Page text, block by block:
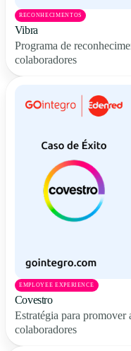
RECONHECIMENTOS
Vibra
Programa de
colaboradores
EMPLOYEE EXPERIENCE
Covestro
Estratégia para promover
colaboradores